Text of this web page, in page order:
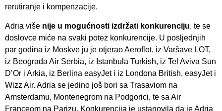
rerutiranje i kompenzacije.
Adria više nije u mogućnosti izdržati konkurenciju, te se
doslovce miće na svaki potez konkurencije. U posljednjih
par godina iz Moskve ju je otjerao Aeroflot, iz Varšave LOT,
iz Beograda Air Serbia, iz Istanbula Turkish, iz Tel Aviva Sun
D’Or i Arkia, iz Berlina easyJet i iz Londona British, easyJet i
Wizz Air. Adria se jedino još bori sa Trasaviom na
Amsterdamu, Montenegrom na Podgorici, te sa Air
Franceom na Parizu. Konkurencija je ustanovila da je Adria